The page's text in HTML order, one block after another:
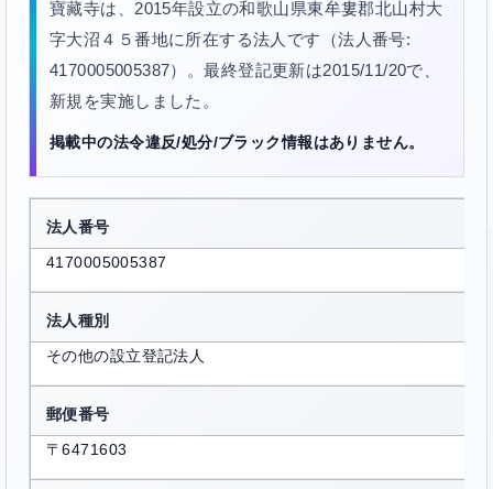
寶藏寺は、2015年設立の和歌山県東牟婁郡北山村大
字大沼４５番地に所在する法人です（法人番号:
4170005005387）。最終登記更新は2015/11/20で、
新規を実施しました。
掲載中の法令違反/処分/ブラック情報はありません。
法人番号
4170005005387
法人種別
その他の設立登記法人
郵便番号
〒6471603